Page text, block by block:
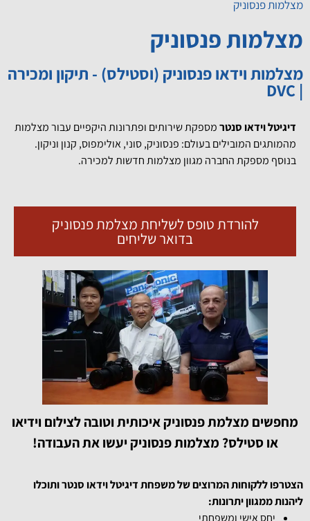
מצלמות פנסוניק
מצלמות פנסוניק
מצלמות וידאו פנסוניק (וסטילס) - תיקון ומכירה
| DVC
דיגיטל וידאו סנטרמספקת שירותים ופתרונות היקפיים עבור מצלמות
מהמותגים המובילים בעולם: פנסוניק, סוני, אולימפוס, קנון וניקון.
בנוסף מספקת החברה מגוון מצלמות חדשות למכירה.
להורדת טופס לשליחת מצלמת פנסוניק
בדואר שליחים
מחפשים מצלמת פנסוניק איכותית וטובה לצילום וידיאו
או סטילס? מצלמות פנסוניק יעשו את העבודה!
הצטרפו ללקוחות המרוצים של משפחת דיגיטל וידאו סנטר ותוכלו
ליהנות ממגוון יתרונות:
יחס אישי ומשפחתי